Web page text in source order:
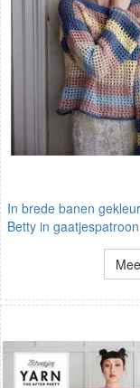
In brede banen
Betty in gaatjespatroon